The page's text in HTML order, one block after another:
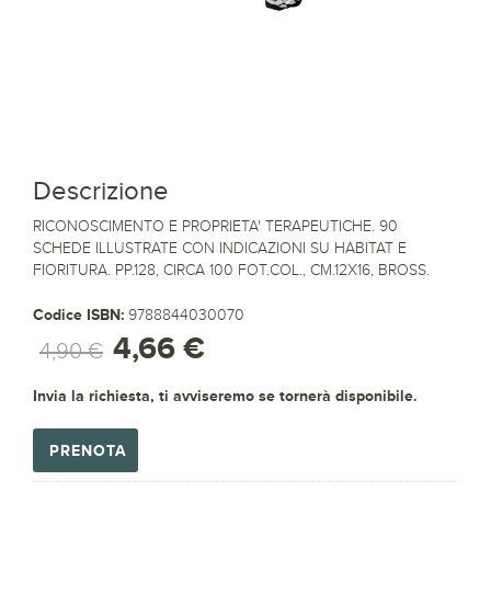
Descrizione
RICONOSCIMENTO E PROPRIETA' TERAPEUTICHE. 90
SCHEDE ILLUSTRATE CON INDICAZIONI SU HABITAT E
FIORITURA. PP.128, CIRCA 100 FOT.COL., CM.12X16, BROSS.
Codice ISBN: 9788844030070
4,90 € 4,66 €
Invia la richiesta, ti avviseremo se tornerà disponibile.
PRENOTA